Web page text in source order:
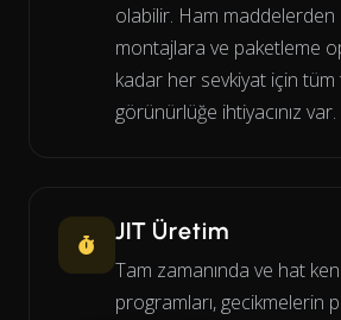
olabilir. Ham maddelerden
montajlara ve paketleme
kadar her sevkiyat için tüm
görünürlüğe ihtiyacınız var.
JIT Üretim
Tam zamanında ve hat
programları, gecikmelerin